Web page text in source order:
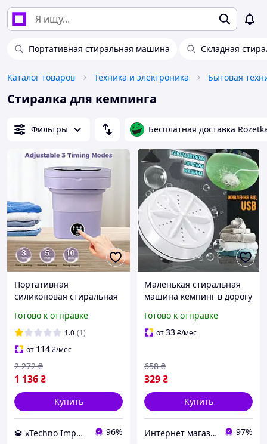
Портативная стиральная машина Складная
Каталог товаров Техника и электроника Бытовая
Стиралка для кемпинга
Фильтры Бесплатная доставка
Портативная
силиконовая стиральная
Мини стиралка
ультразвуковая
стиральные машины
Готово к отправке
1.0 (1)
от 114₴/мес
1 136₴
2 272 ₴
Купить
🔱 «Techno Imperia» Компетентность! Качество товара! Быстрая отправка! ✅ 96%
Маленькая стиральная
машина кемпинг в дорогу
быстрой стиркой
стиралка контролем
Готово к отправке
от33₴/мес
329₴
658 ₴
Купить
Интернет магазин «Techno House» 🛒 Компетентность! Качество товара! Быстрая отправка! ✅ 97%